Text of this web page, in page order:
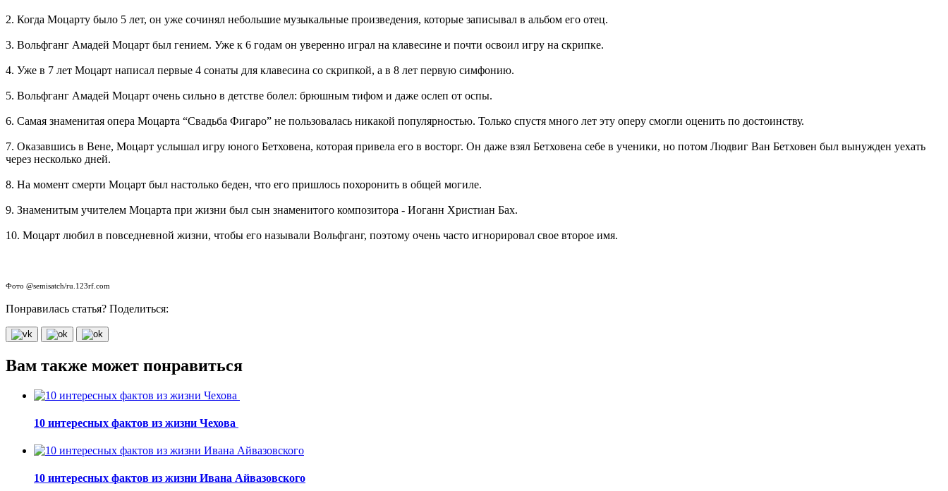
2. Когда Моцарту было 5 лет, он уже сочинял небольшие музыкальные произведения, которые записывал в альбом его отец.
3. Вольфганг Амадей Моцарт был гением. Уже к 6 годам он уверенно играл на клавесине и почти освоил игру на скрипке.
4. Уже в 7 лет Моцарт написал первые 4 сонаты для клавесина со скрипкой, а в 8 лет первую симфонию.
5. Вольфганг Амадей Моцарт очень сильно в детстве болел: брюшным тифом и даже ослеп от оспы.
6. Самая знаменитая опера Моцарта “Свадьба Фигаро” не пользовалась никакой популярностью. Только спустя много лет эту оперу смогли оценить по достоинству.
7. Оказавшись в Вене, Моцарт услышал игру юного Бетховена, которая привела его в восторг. Он даже взял Бетховена себе в ученики, но потом Людвиг Ван Бетховен был вынужден уехать
через несколько дней.
8. На момент смерти Моцарт был настолько беден, что его пришлось похоронить в общей могиле.
9. Знаменитым учителем Моцарта при жизни был сын знаменитого композитора - Иоганн Христиан Бах.
10. Моцарт любил в повседневной жизни, чтобы его называли Вольфганг, поэтому очень часто игнорировал свое второе имя.
Фото @semisatch/ru.123rf.com
Понравилась статья? Поделиться:
Вам также может понравиться
10 интересных фактов из жизни Чехова
10 интересных фактов из жизни Ивана Айвазовского